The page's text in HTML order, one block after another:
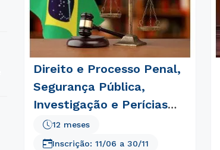
Direito e Processo Penal,
Segurança Pública,
Investigação e Perícias
Criminais
12 meses
Inscrição:11/06 a 30/11